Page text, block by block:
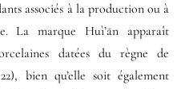
associés à la production ou à
La marque Huì’ān apparaît
datées du règne de
bien qu’elle soit également